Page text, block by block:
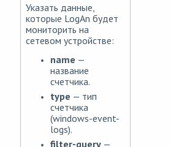
Указать данные,
которые LogAn будет
мониторить на
сетевом устройстве:
name —
название
счетчика.
type — тип
счетчика
(windows-event-
logs).
filter-query —